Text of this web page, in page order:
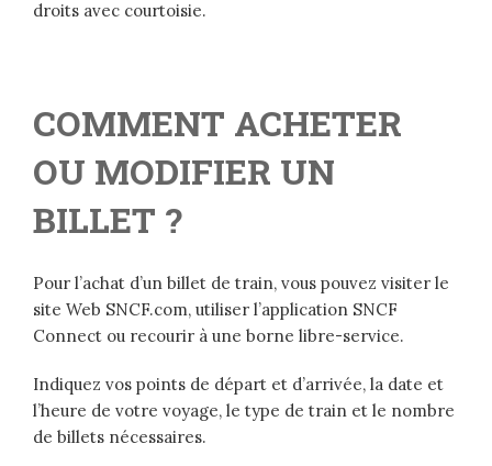
droits avec courtoisie.
COMMENT ACHETER
OU MODIFIER UN
BILLET ?
Pour l’achat d’un billet de train, vous pouvez visiter le
site Web SNCF.com, utiliser l’application SNCF
Connect ou recourir à une borne libre-service.
Indiquez vos points de départ et d’arrivée, la date et
l’heure de votre voyage, le type de train et le nombre
de billets nécessaires.